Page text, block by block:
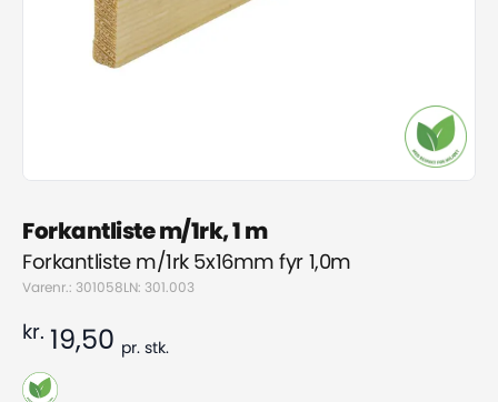
Forkantliste m/1rk, 1 m
Forkantliste m/1rk 5x16mm fyr 1,0m
Varenr.: 301058LN: 301.003
kr. 19,50 pr. stk.